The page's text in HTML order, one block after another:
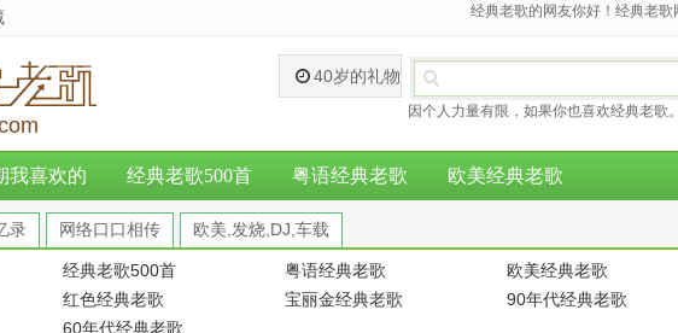
经典老歌的网友你好！经典老
40岁的礼物
因个人力量有限，如果你也喜欢经典老歌
我喜欢的 经典老歌500首 粤语经典老歌 欧美经典老歌
录 网络口口相传 欧美,发烧,DJ,车载
经典老歌500首 粤语经典老歌 欧美经典老歌
红色经典老歌 宝丽金经典老歌 90年代经典老歌
60年代经典老歌